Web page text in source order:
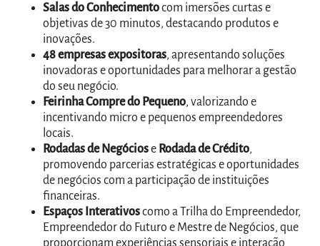
Salas do Conhecimentocom imersões curtas e
objetivas de 30 minutos, destacando produtos e
inovações.
48 empresas expositoras, apresentando soluções
inovadoras e oportunidades para melhorar a gestão
do seu negócio.
Feirinha Compre do Pequeno, valorizando e
incentivando micro e pequenos empreendedores
locais.
Rodadas de Negóciose Rodada de Crédito,
promovendo parcerias estratégicas e oportunidades
de negócios com a participação de instituições
financeiras.
Espaços Interativoscomo a Trilha do Empreendedor,
Empreendedor do Futuro e Mestre de Negócios, que
proporcionam experiências sensoriais e interação